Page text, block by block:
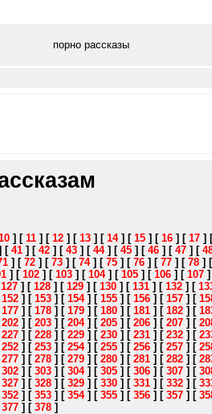
порно рассказы
] [ 11 ] [ 12 ] [ 13 ] [ 14] [ 15 ] [ 16 ] [ 17 ]
[ 41 ] [ 42 ] [ 43 ] [ 44] [ 45 ] [ 46 ] [ 47 ] [
] [ 72 ] [ 73 ] [ 74] [ 75 ] [ 76 ] [ 77 ] [ 78 ] [
] [ 102 ] [ 103 ] [ 104] [ 105 ] [ 106 ] [ 107 ]
127 ] [ 128 ] [ 129 ] [ 130 ] [ 131 ] [ 132 ] [
152 ] [ 153 ] [ 154] [ 155 ] [ 156 ] [ 157 ] [
177 ] [ 178 ] [ 179 ] [ 180 ] [ 181 ] [ 182 ] [
202 ] [ 203 ] [ 204] [ 205 ] [ 206 ] [ 207 ] [
227 ] [ 228 ] [ 229 ] [ 230 ] [ 231 ] [ 232 ] [
252 ] [ 253 ] [ 254] [ 255 ] [ 256 ] [ 257 ] [
277 ] [ 278 ] [ 279 ] [ 280 ] [ 281 ] [ 282 ] [
302 ] [ 303 ] [ 304] [ 305 ] [ 306 ] [ 307 ] [
327 ] [ 328 ] [ 329 ] [ 330 ] [ 331 ] [ 332 ] [
352 ] [ 353 ] [ 354] [ 355 ] [ 356 ] [ 357 ] [
377 ] [ 378 ]